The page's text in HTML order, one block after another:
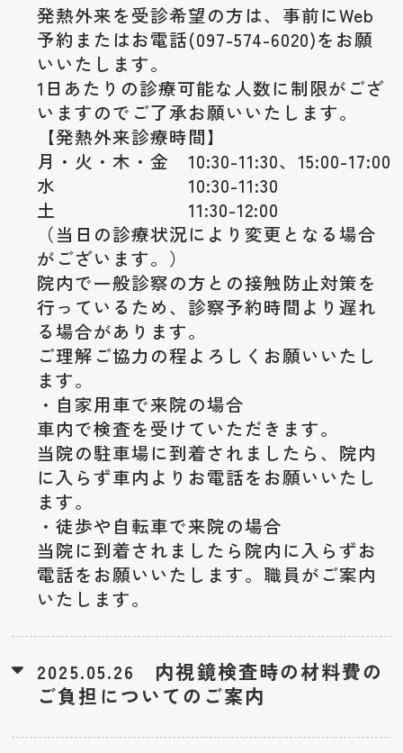
発熱外来を受診希望の方は、事前にWeb
予約またはお電話(097-574-6020)をお願
いいたします。
1日あたりの診療可能な人数に制限がござ
いますのでご了承お願いいたします。
【発熱外来診療時間】
月・火・木・金 10:30-11:30、15:00-17:00
水 10:30-11:30
土 11:30-12:00
（当日の診療状況により変更となる場合
がございます。）
院内で一般診察の方との接触防止対策を
行っているため、診察予約時間より遅れ
る場合があります。
ご理解ご協力の程よろしくお願いいたし
ます。
・自家用車で来院の場合
車内で検査を受けていただきます。
当院の駐車場に到着されましたら、院内
に入らず車内よりお電話をお願いいたし
ます。
・徒歩や自転車で来院の場合
当院に到着されましたら院内に入らずお
電話をお願いいたします。職員がご案内
いたします。
2025.05.26
内視鏡検査時の材料費の
ご負担についてのご案内